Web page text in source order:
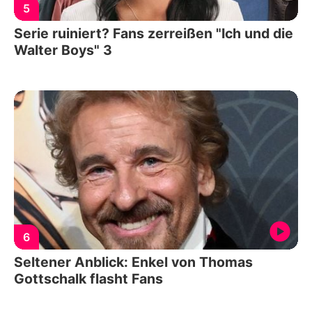
5
Serie ruiniert? Fans zerreißen "Ich und die
Walter Boys" 3
6
Seltener Anblick: Enkel von Thomas
Gottschalk flasht Fans